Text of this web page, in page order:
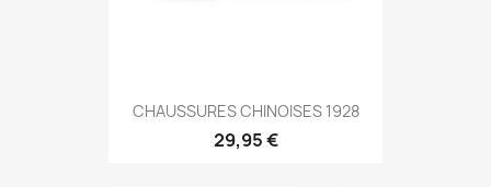
Aperçu rapide
CHAUSSURES CHINOISES 1928
29,95 €